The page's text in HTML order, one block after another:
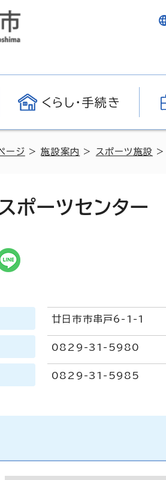
くらし・手続き
ージ >施設案内 > スポーツ施設 >
ポーツセンター
廿日市市串戸6-1-1
0829-31-5980
0829-31-5985